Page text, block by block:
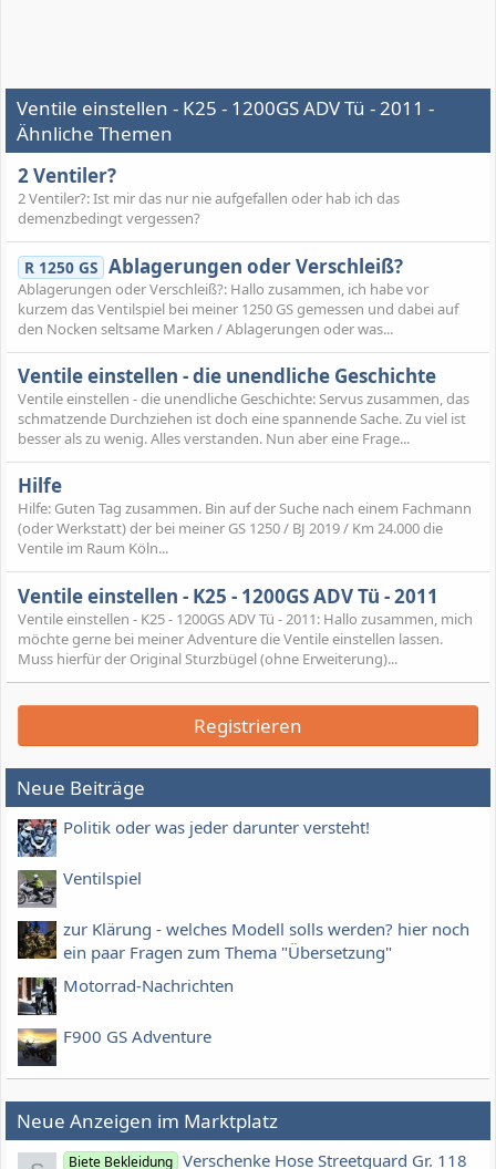
Ventile einstellen - K25 - 1200GS ADV Tü - 2011 -
Ähnliche Themen
2 Ventiler?
2 Ventiler?: Ist mir das nur nie aufgefallen oder hab ich das
demenzbedingt vergessen?
R 1250 GS Ablagerungen oder Verschleiß?
Ablagerungen oder Verschleiß?: Hallo zusammen, ich habe vor
kurzem das Ventilspiel bei meiner 1250 GS gemessen und dabei auf
den Nocken seltsame Marken / Ablagerungen oder was...
Ventile einstellen - die unendliche Geschichte
Ventile einstellen - die unendliche Geschichte: Servus zusammen, das
schmatzende Durchziehen ist doch eine spannende Sache. Zu viel ist
besser als zu wenig. Alles verstanden. Nun aber eine Frage...
Hilfe
Hilfe: Guten Tag zusammen. Bin auf der Suche nach einem Fachmann
(oder Werkstatt) der bei meiner GS 1250 / BJ 2019 / Km 24.000 die
Ventile im Raum Köln...
Ventile einstellen - K25 - 1200GS ADV Tü - 2011
Ventile einstellen - K25 - 1200GS ADV Tü - 2011: Hallo zusammen, mich
möchte gerne bei meiner Adventure die Ventile einstellen lassen.
Muss hierfür der Original Sturzbügel (ohne Erweiterung)...
Registrieren
Neue Beiträge
Politik oder was jeder darunter versteht!
Ventilspiel
zur Klärung - welches Modell solls werden? hier noch
ein paar Fragen zum Thema "Übersetzung"
Motorrad-Nachrichten
F900 GS Adventure
Neue Anzeigen im Marktplatz
Biete Bekleidung Verschenke Hose Streetguard Gr. 118